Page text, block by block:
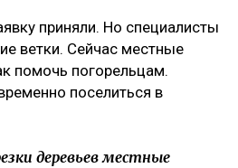
приняли. Но специалисты
ветки. Сейчас местные
помочь погорельцам.
поселиться в
деревьев местные